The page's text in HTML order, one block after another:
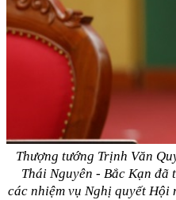
Thượng tướng Trịnh Văn
Thái Nguyên - Bắc Kạn đã
các nhiệm vụ Nghị quyết Hội